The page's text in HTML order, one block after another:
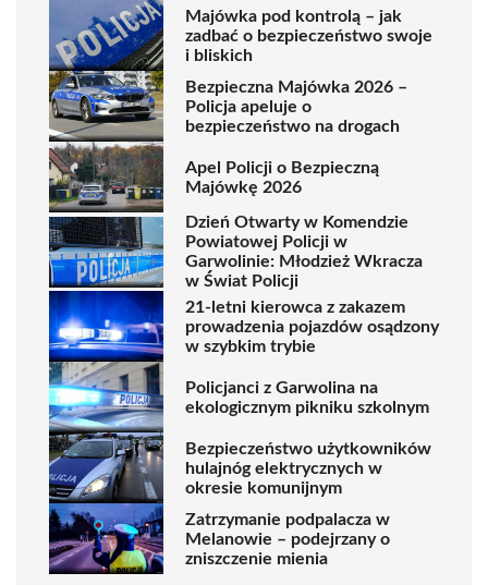
Majówka pod kontrolą – jak
zadbać o bezpieczeństwo swoje
i bliskich
Bezpieczna Majówka 2026 –
Policja apeluje o
bezpieczeństwo na drogach
Apel Policji o Bezpieczną
Majówkę 2026
Dzień Otwarty w Komendzie
Powiatowej Policji w
Garwolinie: Młodzież Wkracza
w Świat Policji
21-letni kierowca z zakazem
prowadzenia pojazdów osądzony
w szybkim trybie
Policjanci z Garwolina na
ekologicznym pikniku szkolnym
Bezpieczeństwo użytkowników
hulajnóg elektrycznych w
okresie komunijnym
Zatrzymanie podpalacza w
Melanowie – podejrzany o
zniszczenie mienia